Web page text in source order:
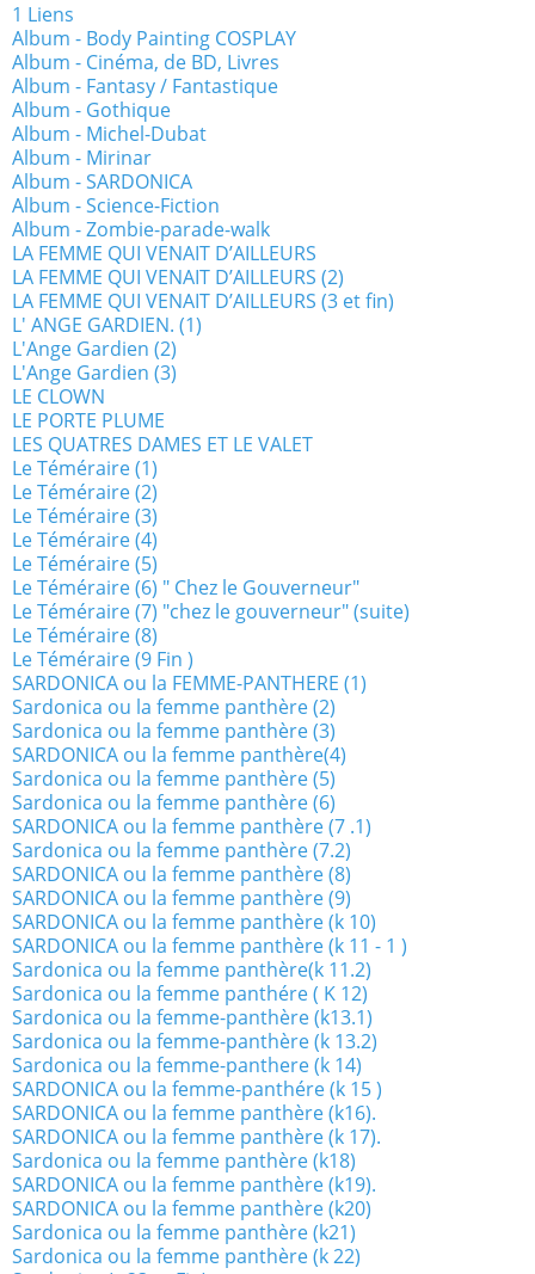
1 Liens
Album - Body Painting COSPLAY
Album - Cinéma, de BD, Livres
Album - Fantasy / Fantastique
Album - Gothique
Album - Michel-Dubat
Album - Mirinar
Album - SARDONICA
Album - Science-Fiction
Album - Zombie-parade-walk
LA FEMME QUI VENAIT D’AILLEURS
LA FEMME QUI VENAIT D’AILLEURS (2)
LA FEMME QUI VENAIT D’AILLEURS (3 et fin)
L' ANGE GARDIEN. (1)
L'Ange Gardien (2)
L'Ange Gardien (3)
LE CLOWN
LE PORTE PLUME
LES QUATRES DAMES ET LE VALET
Le Téméraire (1)
Le Téméraire (2)
Le Téméraire (3)
Le Téméraire (4)
Le Téméraire (5)
Le Téméraire (6) " Chez le Gouverneur"
Le Téméraire (7) "chez le gouverneur" (suite)
Le Téméraire (8)
Le Téméraire (9 Fin )
SARDONICA ou la FEMME-PANTHERE (1)
Sardonica ou la femme panthère (2)
Sardonica ou la femme panthère (3)
SARDONICA ou la femme panthère(4)
Sardonica ou la femme panthère (5)
Sardonica ou la femme panthère (6)
SARDONICA ou la femme panthère (7 .1)
Sardonica ou la femme panthère (7.2)
SARDONICA ou la femme panthère (8)
SARDONICA ou la femme panthère (9)
SARDONICA ou la femme panthère (k 10)
SARDONICA ou la femme panthère (k 11 - 1 )
Sardonica ou la femme panthère(k 11.2)
Sardonica ou la femme panthére ( K 12)
Sardonica ou la femme-panthère (k13.1)
Sardonica ou la femme-panthère (k 13.2)
Sardonica ou la femme-panthere (k 14)
SARDONICA ou la femme-panthére (k 15 )
SARDONICA ou la femme panthère (k16).
SARDONICA ou la femme panthère (k 17).
Sardonica ou la femme panthère (k18)
SARDONICA ou la femme panthère (k19).
SARDONICA ou la femme panthère (k20)
Sardonica ou la femme panthère (k21)
Sardonica ou la femme panthère (k 22)